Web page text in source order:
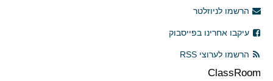
הרשמו לניוזלטר
עיקבו אחרינו בפייסבוק
הרשמו לערוצי RSS
ClassRoom